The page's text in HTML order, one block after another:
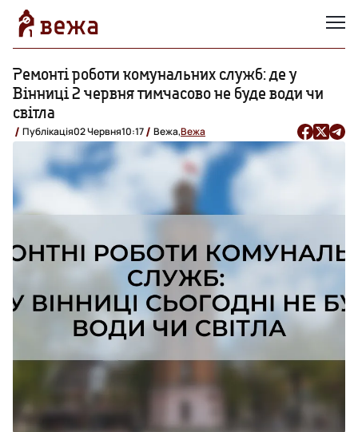
Ремонті роботи комунальних служб: де у
Вінниці 2 червня тимчасово не буде води чи
світла
Публікація02 Червня10:17 Вежа,Вежа